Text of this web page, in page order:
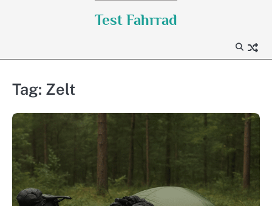
Test Fahrrad
Tag: Zelt